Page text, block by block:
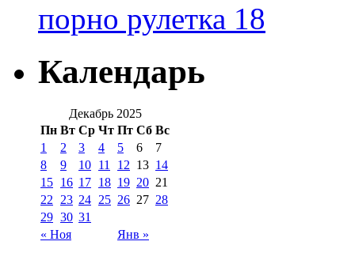
порно рулетка 18
Календарь
Декабрь 2025
Пн Вт Ср Чт Пт Сб Вс
« Ноя Янв »
1 2 3 4 5 6
7
8
9 10 11 12 13 14
15 16 17 18 19 20 21
22
23 24 25 26 27 28
29 30 31